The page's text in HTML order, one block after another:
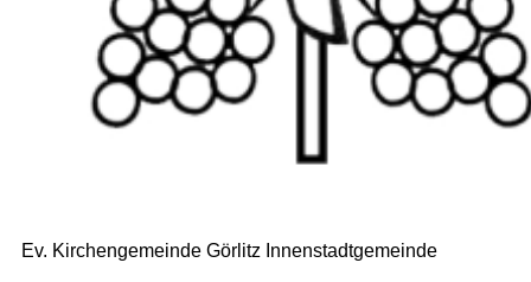
Ev. Kirchengemeinde Görlitz Innenstadtgemeinde